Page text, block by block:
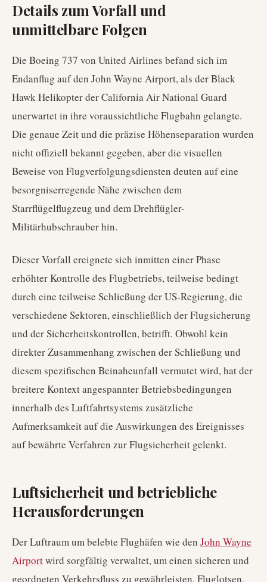
Details zum Vorfall und
unmittelbare Folgen
Die Boeing 737 von United Airlines befand sich im
Endanflug auf den John Wayne Airport, als der Black
Hawk Helikopter der California Air National Guard
unerwartet in ihre voraussichtliche Flugbahn gelangte.
Die genaue Zeit und die präzise Höhenseparation wurden
nicht offiziell bekannt gegeben, aber die visuellen
Beweise von Flugverfolgungsdiensten deuten auf eine
besorgniserregende Nähe zwischen dem
Starrflügelflugzeug und dem Drehflügler-
Militärhubschrauber hin.
Dieser Vorfall ereignete sich inmitten einer Phase
erhöhter Kontrolle des Flugbetriebs, teilweise bedingt
durch eine teilweise Schließung der US-Regierung, die
verschiedene Sektoren, einschließlich der Flugsicherung
und der Sicherheitskontrollen, betrifft. Obwohl kein
direkter Zusammenhang zwischen der Schließung und
diesem spezifischen Beinaheunfall vermutet wird, hat der
breitere Kontext angespannter Betriebsbedingungen
innerhalb des Luftfahrtsystems zusätzliche
Aufmerksamkeit auf die Auswirkungen des Ereignisses
auf bewährte Verfahren zur Flugsicherheit gelenkt.
Luftsicherheit und betriebliche
Herausforderungen
Der Luftraum um belebte Flughäfen wie den John Wayne
Airportwird sorgfältig verwaltet, um einen sicheren und
geordneten Verkehrsfluss zu gewährleisten. Fluglotsen,